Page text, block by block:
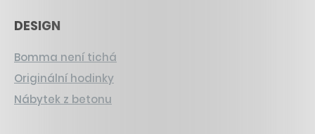
DESIGN
Bomma není tichá
Originální hodinky
Nábytek z betonu